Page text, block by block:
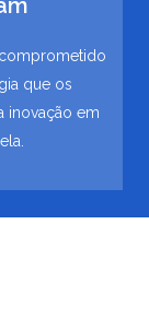
que os
inovação em